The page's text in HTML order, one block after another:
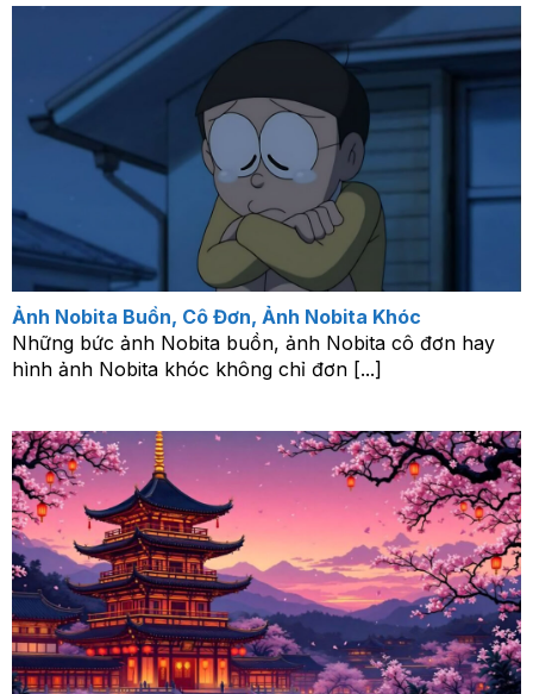
Ảnh Nobita Buồn, Cô Đơn, Ảnh Nobita Khóc
Những bức ảnh Nobita buồn, ảnh Nobita cô đơn hay
hình ảnh Nobita khóc không chỉ đơn [...]